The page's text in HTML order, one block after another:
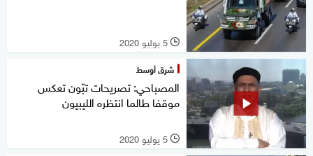
l 5 يوليو 2020
شرق أوسط
المصباحي: تصريحات تبّون تعكس
موقفا طالما انتظره الليبيون
l 5 يوليو 2020